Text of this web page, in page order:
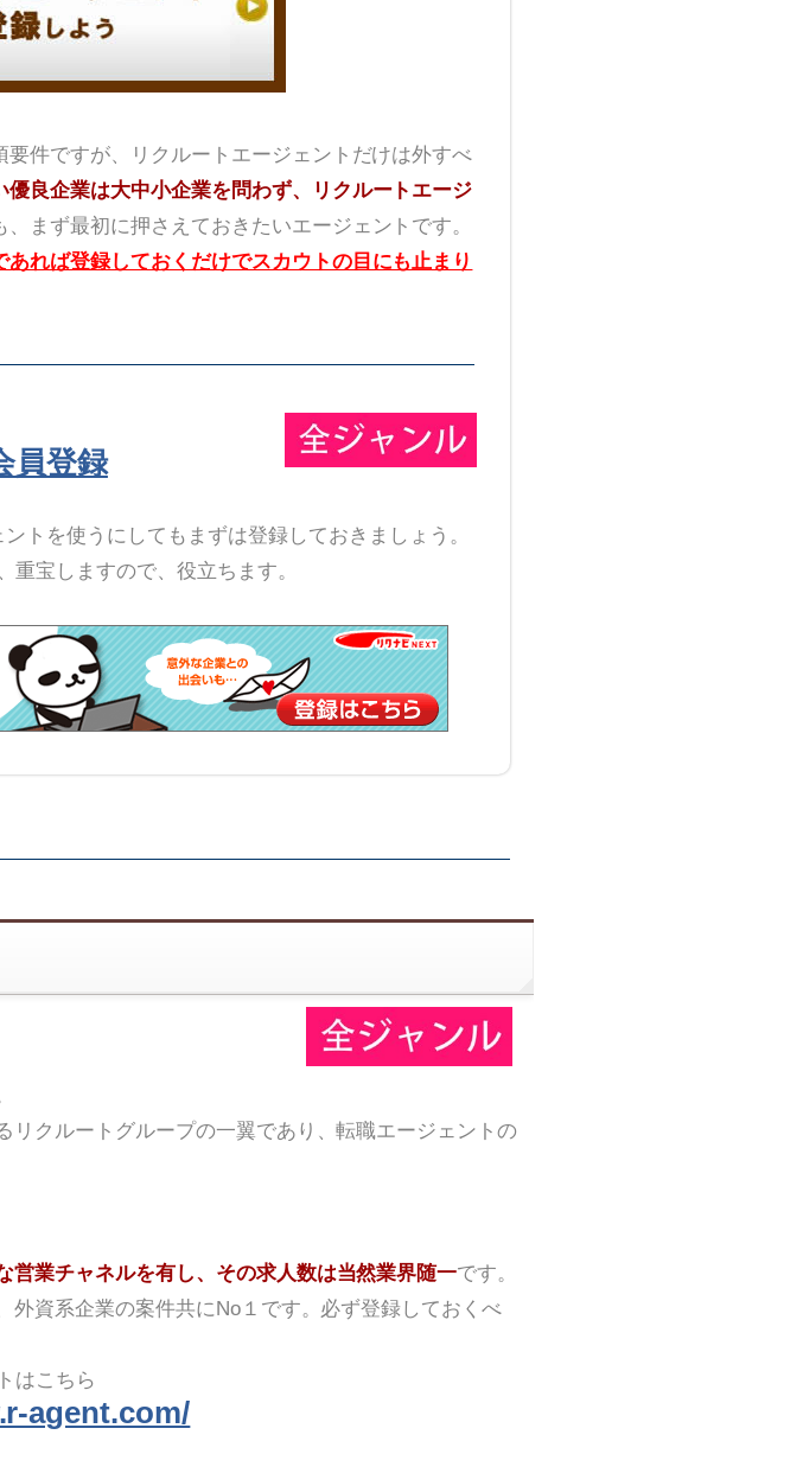
件ですが、リクルートエージェントだけは外すべ
良企業は大中小企業を問わず、リクルートエージ
まず最初に押さえておきたいエージェントです。
れば登録しておくだけでスカウトの目にも止まり
員登録
トを使うにしてもまずは登録しておきましょう。
重宝しますので、役立ちます。
クルートグループの一翼であり、転職エージェントの
営業チャネルを有し、その求人数は当然業界随一です。
資系企業の案件共にNo１です。必ず登録しておくべ
はこちら
agent.com/